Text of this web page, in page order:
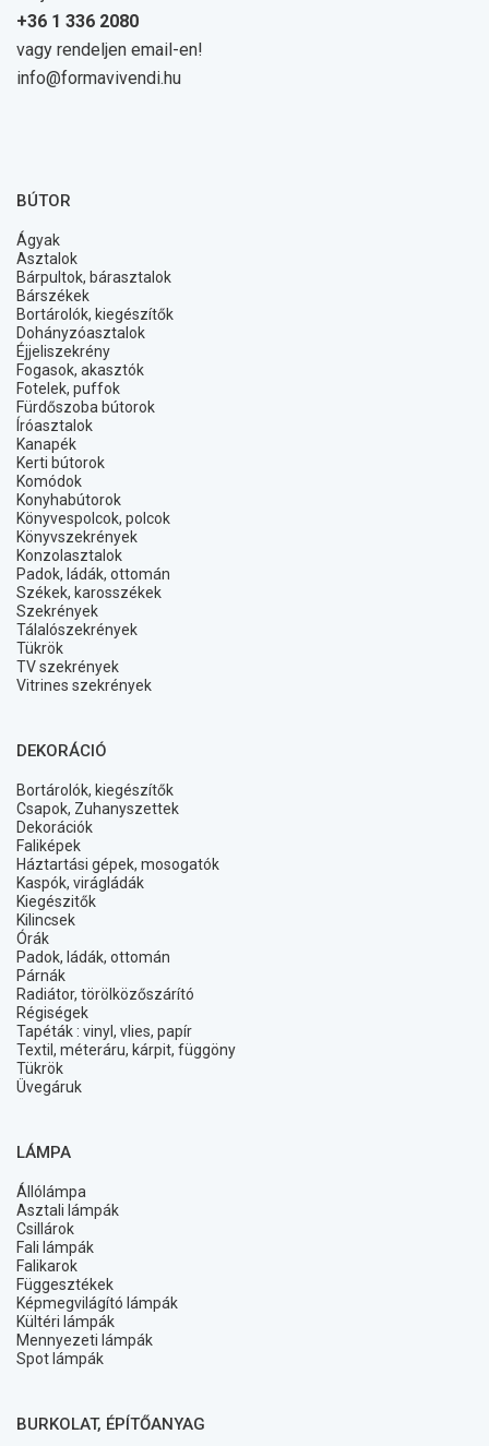
+36 1 336 2080
vagy rendeljen email-en!
info@formavivendi.hu
BÚTOR
Ágyak
Asztalok
Bárpultok, bárasztalok
Bárszékek
Bortárolók, kiegészítők
Dohányzóasztalok
Éjjeliszekrény
Fogasok, akasztók
Fotelek, puffok
Fürdőszoba bútorok
Íróasztalok
Kanapék
Kerti bútorok
Komódok
Konyhabútorok
Könyvespolcok, polcok
Könyvszekrények
Konzolasztalok
Padok, ládák, ottomán
Székek, karosszékek
Szekrények
Tálalószekrények
Tükrök
TV szekrények
Vitrines szekrények
DEKORÁCIÓ
Bortárolók, kiegészítők
Csapok, Zuhanyszettek
Dekorációk
Faliképek
Háztartási gépek, mosogatók
Kaspók, virágládák
Kiegészitők
Kilincsek
Órák
Padok, ládák, ottomán
Párnák
Radiátor, törölközőszárító
Régiségek
Tapéták : vinyl, vlies, papír
Textil, méteráru, kárpit, függöny
Tükrök
Üvegáruk
LÁMPA
Állólámpa
Asztali lámpák
Csillárok
Fali lámpák
Falikarok
Függesztékek
Képmegvilágító lámpák
Kültéri lámpák
Mennyezeti lámpák
Spot lámpák
BURKOLAT, ÉPÍTŐANYAG